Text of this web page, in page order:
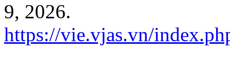
9, 2026.
https://vie.vjas.vn/